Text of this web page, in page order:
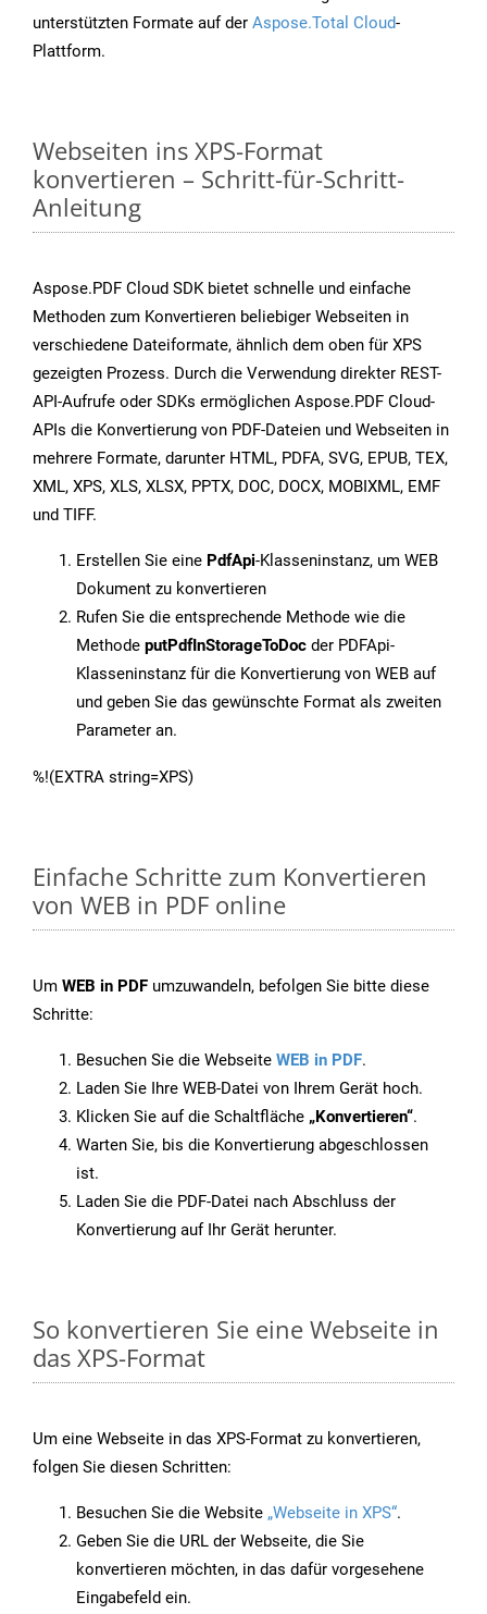
unterstützten Formate auf der Aspose.Total Cloud-
Plattform.
Webseiten ins XPS-Format
konvertieren – Schritt-für-Schritt-
Anleitung
Aspose.PDF Cloud SDK bietet schnelle und einfache
Methoden zum Konvertieren beliebiger Webseiten in
verschiedene Dateiformate, ähnlich dem oben für XPS
gezeigten Prozess. Durch die Verwendung direkter REST-
API-Aufrufe oder SDKs ermöglichen Aspose.PDF Cloud-
APIs die Konvertierung von PDF-Dateien und Webseiten in
mehrere Formate, darunter HTML, PDFA, SVG, EPUB, TEX,
XML, XPS, XLS, XLSX, PPTX, DOC, DOCX, MOBIXML, EMF
und TIFF.
Erstellen Sie eine PdfApi-Klasseninstanz, um WEB
Dokument zu konvertieren
Rufen Sie die entsprechende Methode wie die
Methode putPdfInStorageToDoc der PDFApi-
Klasseninstanz für die Konvertierung von WEB auf
und geben Sie das gewünschte Format als zweiten
Parameter an.
%!(EXTRA string=XPS)
Einfache Schritte zum Konvertieren
von WEB in PDF online
Um WEB in PDF umzuwandeln, befolgen Sie bitte diese
Schritte:
Besuchen Sie die Webseite WEB in PDF.
Laden Sie Ihre WEB-Datei von Ihrem Gerät hoch.
Klicken Sie auf die Schaltfläche „Konvertieren“.
Warten Sie, bis die Konvertierung abgeschlossen
ist.
Laden Sie die PDF-Datei nach Abschluss der
Konvertierung auf Ihr Gerät herunter.
So konvertieren Sie eine Webseite in
das XPS-Format
Um eine Webseite in das XPS-Format zu konvertieren,
folgen Sie diesen Schritten:
Besuchen Sie die Website „Webseite in XPS“.
Geben Sie die URL der Webseite, die Sie
konvertieren möchten, in das dafür vorgesehene
Eingabefeld ein.